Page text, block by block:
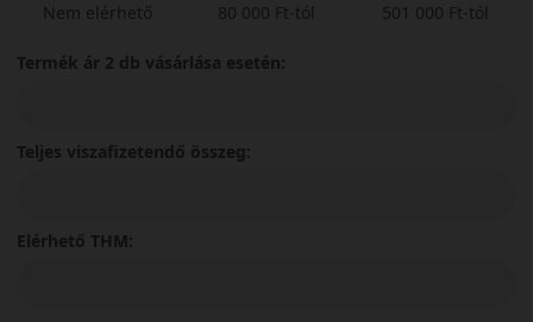
Nem elérhető
80 000 Ft-tól
501 000 Ft-tól
Termék ár 2 db vásárlása esetén:
Teljes viszafizetendő összeg:
Elérhető THM: